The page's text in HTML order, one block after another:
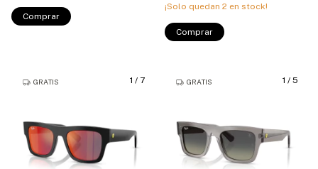
Comprar
¡Solo quedan 2 en stock!
Comprar
1 / 7
GRATIS 1 / 5
GRATIS